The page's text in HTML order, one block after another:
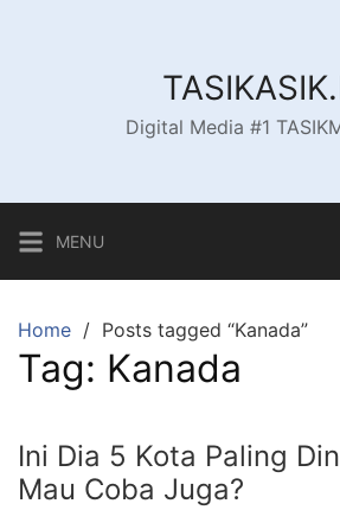
Digital Media #1
MENU
Home Posts tagged “Kanada”
Tag: Kanada
Ini Dia 5 Kota Paling
Mau Coba Juga?